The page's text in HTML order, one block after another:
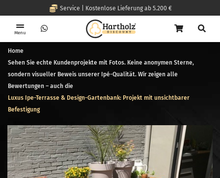
Service | Kostenlose Lieferung ab 5.200 €
Menu
Home
Sehen Sie echte Kundenprojekte mit Fotos. Keine anonymen Sterne,
sondern visueller Beweis unserer Ipé-Qualität. Wir zeigen alle
Bewertungen – auch die
Luxus Ipe-Terrasse & Design-Gartenbank: Projekt mit unsichtbarer
Befestigung